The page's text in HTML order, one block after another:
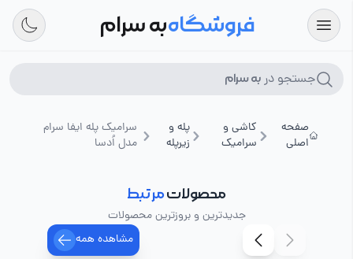
فروشگاهبه سرام
جستجو در به سرام
صفحه
اصلی
کاشی و
سرامیک
پله و
زیرپله
سرامیک پله ایفا سرام
مدل اُدسا
محصولاتمرتبط
جدیدترین و بروزترین محصولات
مشاهده همه